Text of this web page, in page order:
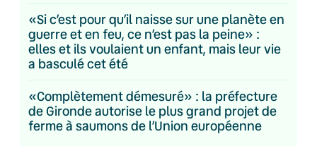
«Si c’est pour qu’il naisse sur une planète en
guerre et en feu, ce n’est pas la peine» :
elles et ils voulaient un enfant, mais leur vie
a basculé cet été
«Complètement démesuré» : la préfecture
de Gironde autorise le plus grand projet de
ferme à saumons de l’Union européenne